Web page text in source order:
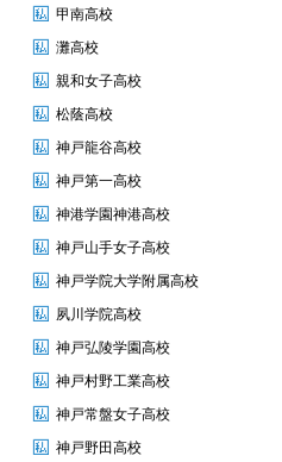
甲南高校
灘高校
親和女子高校
松蔭高校
神戸龍谷高校
神戸第一高校
神港学園神港高校
神戸山手女子高校
神戸学院大学附属高校
夙川学院高校
神戸弘陵学園高校
神戸村野工業高校
神戸常盤女子高校
神戸野田高校